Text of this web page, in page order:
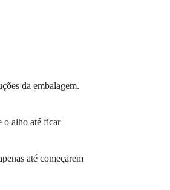
da embalagem.
o alho até ficar
até começarem